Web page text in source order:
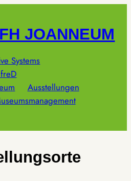
JOANNEUM
Systems
Ausstellungen